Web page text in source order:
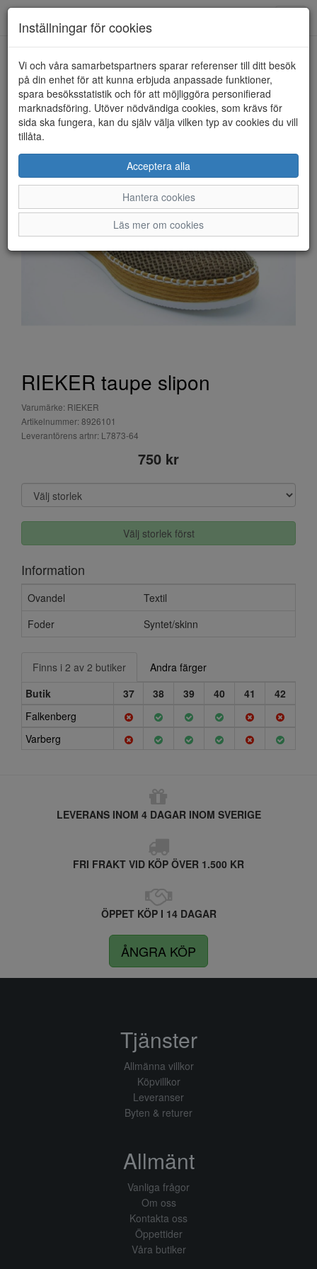
HEM RIEKER
RIEKER taupe slipon
Varumärke: RIEKER
Artikelnummer: 8926101
Leverantörens artnr: L7873-64
750 kr
Välj storlek först
Information
Ovandel
Textil
Foder
Syntet/skinn
Finns i 2 av 2 butiker
Andra färger
Butik
37 38 39 40 41
42
Falkenberg
Varberg
LEVERANS INOM 4 DAGAR INOM SVERIGE
FRI FRAKT VID KÖP ÖVER 1.500 KR
ÖPPET KÖP I 14 DAGAR
ÅNGRA KÖP
Inställningar för cookies
Vi och våra samarbetspartners sparar referenser till ditt besök
på din enhet för att kunna erbjuda anpassade funktioner,
spara besöksstatistik och för att möjliggöra personifierad
marknadsföring. Utöver nödvändiga cookies, som krävs för
sida ska fungera, kan du själv välja vilken typ av cookies du vill
tillåta.
Acceptera alla
Hantera cookies
Läs mer om cookies
Tjänster
Allmänna villkor
Köpvillkor
Leveranser
Byten & returer
Allmänt
Vanliga frågor
Om oss
Kontakta oss
Öppettider
Våra butiker